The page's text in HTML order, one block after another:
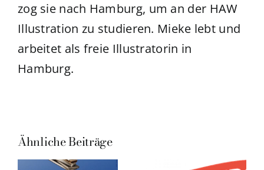
zog sie nach Hamburg, um an der HAW
Illustration zu studieren. Mieke lebt und
arbeitet als freie Illustratorin in
Hamburg.
Ähnliche Beiträge